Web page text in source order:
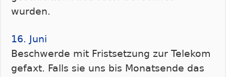
wurden.
16. Juni
Beschwerde mit Fristsetzung zur Telekom
gefaxt. Falls sie uns bis Monatsende das